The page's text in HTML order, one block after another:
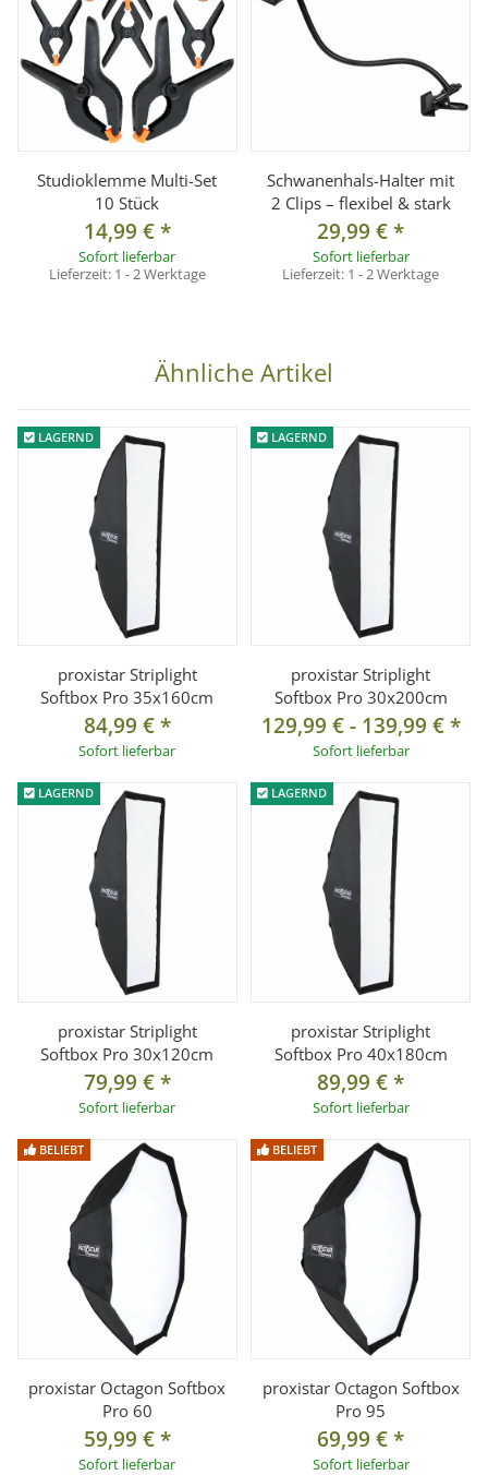
Studioklemme Multi-Set
10 Stück
14,99 €*
Sofort lieferbar
Lieferzeit: 1 - 2 Werktage
Schwanenhals-Halter mit
2 Clips – flexibel & stark
29,99 €*
Sofort lieferbar
Lieferzeit: 1 - 2 Werktage
Ähnliche Artikel
LAGERND
proxistar Striplight
Softbox Pro 35x160cm
84,99 €*
Sofort lieferbar
LAGERND
proxistar Striplight
Softbox Pro 30x200cm
129,99 €- 139,99 €*
Sofort lieferbar
LAGERND
proxistar Striplight
Softbox Pro 30x120cm
79,99 €*
Sofort lieferbar
LAGERND
proxistar Striplight
Softbox Pro 40x180cm
89,99 €*
Sofort lieferbar
BELIEBT
proxistar Octagon Softbox
Pro 60
59,99 €*
Sofort lieferbar
BELIEBT
proxistar Octagon Softbox
Pro 95
69,99 €*
Sofort lieferbar